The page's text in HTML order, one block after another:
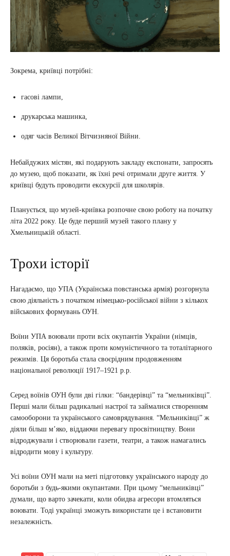
Зокрема, криївці потрібні:
гасові лампи,
друкарська машинка,
одяг часів Великої Вітчизняної Війни.
Небайдужих містян, які подарують закладу експонати, запросять
до музею, щоб показати, як їхні речі отримали друге життя. У
криївці будуть проводити екскурсії для школярів.
Планується, що музей-криївка розпочне свою роботу на початку
літа 2022 року. Це буде перший музей такого плану у
Хмельницькій області.
Трохи історії
Нагадаємо, що УПА (Українська повстанська армія) розгорнула
свою діяльність з початком німецько-російської війни з кількох
військових формувань ОУН.
Воїни УПА воювали проти всіх окупантів України (німців,
поляків, росіян), а також проти комуністичного та тоталітарного
режимів. Ця боротьба стала своєрідним продовженням
національної революції 1917–1921 р.р.
Серед воїнів ОУН були дві гілки: “бандерівці” та “мельниківці”.
Перші мали більш радикальні настрої та займалися створенням
самооборони та українського самоврядування. “Мельниківці” ж
діяли більш м’яко, віддаючи перевагу просвітництву. Вони
відроджували і створювали газети, театри, а також намагались
відродити мову і культуру.
Усі воїни ОУН мали на меті підготовку українського народу до
боротьби з будь-якими окупантами. При цьому “мельниківці”
думали, що варто зачекати, коли обидва агресори втомляться
воювати. Тоді українці зможуть використати це і встановити
незалежність.